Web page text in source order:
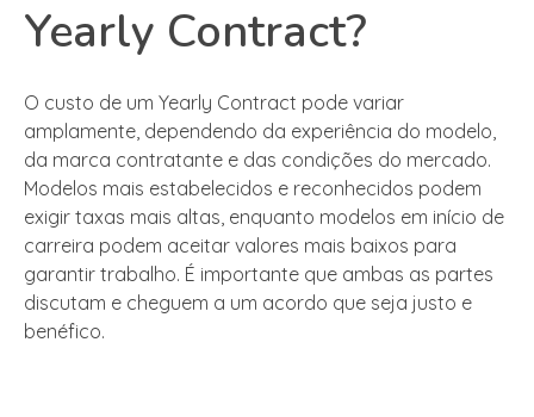
Yearly Contract?
O custo de um Yearly Contract pode variar
amplamente, dependendo da experiência do modelo,
da marca contratante e das condições do mercado.
Modelos mais estabelecidos e reconhecidos podem
exigir taxas mais altas, enquanto modelos em início de
carreira podem aceitar valores mais baixos para
garantir trabalho. É importante que ambas as partes
discutam e cheguem a um acordo que seja justo e
benéfico.